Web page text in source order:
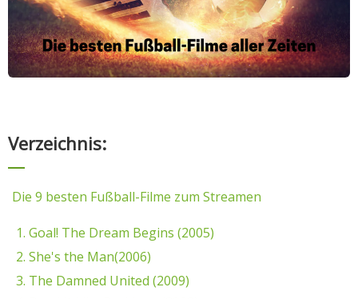
Verzeichnis:
Die 9 besten Fußball-Filme zum Streamen
1. Goal! The Dream Begins (2005)
2. She's the Man(2006)
3. The Damned United (2009)